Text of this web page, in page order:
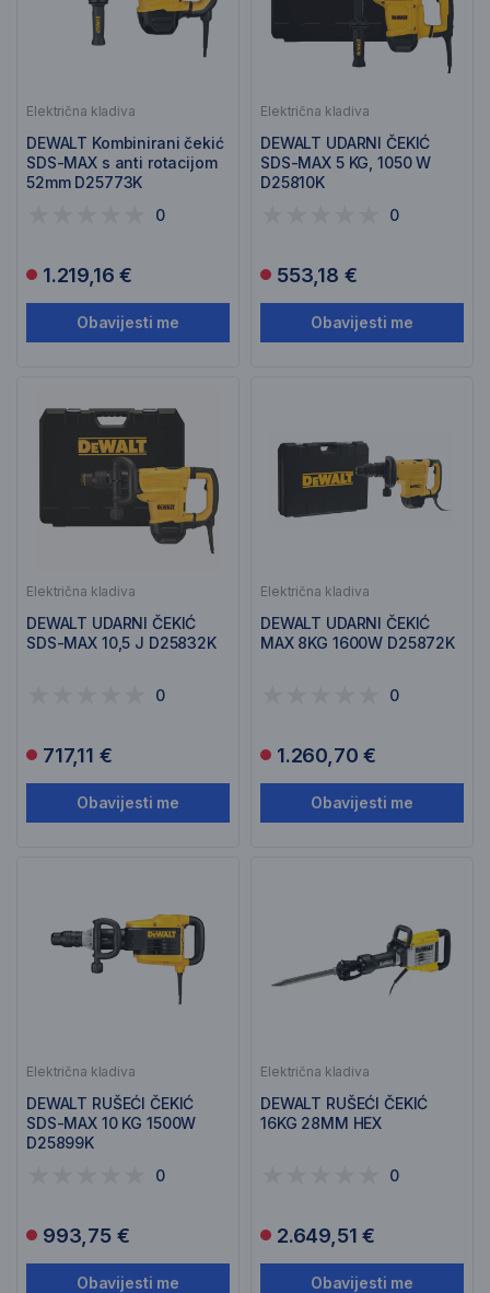
Električna kladiva
DEWALT Kombinirani čekić
SDS-MAX s anti rotacijom
52mm D25773K
0
1.219,16 €
Obavijesti me
Električna kladiva
DEWALT UDARNI ČEKIĆ
SDS-MAX 5 KG, 1050 W
D25810K
0
553,18 €
Obavijesti me
Električna kladiva
DEWALT UDARNI ČEKIĆ
SDS-MAX 10,5 J D25832K
0
717,11 €
Obavijesti me
Električna kladiva
DEWALT UDARNI ČEKIĆ
MAX 8KG 1600W D25872K
0
1.260,70 €
Obavijesti me
Električna kladiva
DEWALT RUŠEĆI ČEKIĆ
SDS-MAX 10 KG 1500W
D25899K
0
993,75 €
Obavijesti me
Električna kladiva
DEWALT RUŠEĆI ČEKIĆ
16KG 28MM HEX
0
2.649,51 €
Obavijesti me